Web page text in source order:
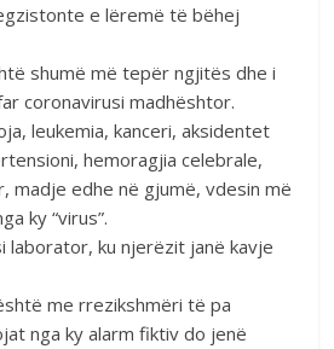
e lëremë të bëhej
shumë më tepër ngjitës dhe i
coronavirusi madhështor.
leukemia, kanceri, aksidentet
hemoragjia celebrale,
madje edhe në gjumë, vdesin më
ky “virus”.
laborator, ku njerëzit janë kavje
me rrezikshmëri të pa
nga ky alarm fiktiv do jenë